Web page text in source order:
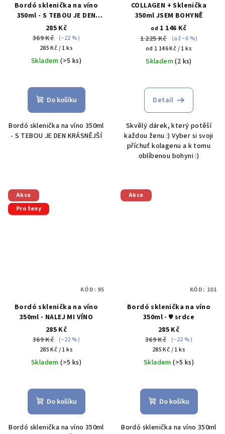
Bordó sklenička na víno
350ml - S TEBOU JE DEN
KRÁSNĚJŠÍ
285 Kč
369 Kč (–22 %)
Měrná
cena:
285 Kč / 1 ks
Skladem(>5 ks)
hodnocení
produktu
z
5
Do košíku
Bordó sklenička na víno 350ml
- S TEBOU JE DEN KRÁSNĚJŠÍ
COLLAGEN + Sklenička
350ml JSEM BOHYNĚ
od 1 146 Kč
1 225 Kč
(až –6 %)
Měrná
cena:
od 1 146 Kč / 1 ks
Skladem(2 ks)
hodnocení
produktu
z
5
hvězdiček.
Detail
Skvělý dárek, který potěší
každou ženu :) Vyber si svoji
příchuť kolagenu a k tomu
oblíbenou bohyni :)
Akce
Pro ženy
Bordó sklenička na víno
350ml - NALEJ MI VÍNO
285 Kč
369 Kč (–22 %)
Měrná
cena:
285 Kč / 1 ks
Skladem(>5 ks)
hodnocení
produktu
z
Do košíku
Bordó sklenička na víno 350ml
KÓD: 95
Akce
Bordó sklenička na víno
350ml - ♥ srdce
285 Kč
369 Kč (–22 %)
Měrná
cena:
285 Kč / 1 ks
Skladem(>5 ks)
Do košíku
Bordó sklenička na víno 350ml
KÓD: 101